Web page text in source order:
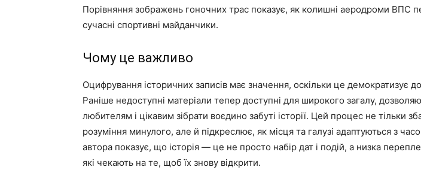
Порівняння зображень гоночних трас показує, як колишні аеродроми ВПС
сучасні спортивні майданчики.
Чому це важливо
Оцифрування історичних записів має значення, оскільки це демократизує
Раніше недоступні матеріали тепер доступні для широкого загалу,
любителям і цікавим зібрати воєдино забуті історії. Цей процес не тільки
розуміння минулого, але й підкреслює, як місця та галузі адаптуються з
автора показує, що історія — це не просто набір дат і подій, а низка
які чекають на те, щоб їх знову відкрити.